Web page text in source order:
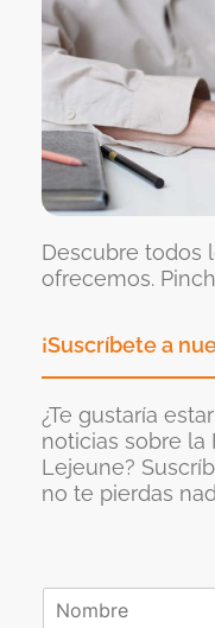
Descubre todos
ofrecemos.
¡Suscríbete a
¿Te gustaría
noticias sobre la
Lejeune?
no te pierdas